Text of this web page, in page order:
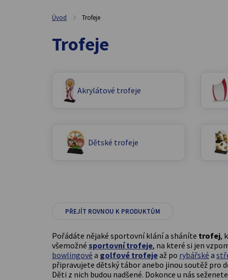
Úvod Trofeje
Trofeje
Akrylátové trofeje
Dětské trofeje
PŘEJÍT ROVNOU K PRODUKTŮM
Pořádáte nějaké sportovní klání a sháníte trofej,
všemožné sportovní trofeje, na které si jen
bowlingové a golfové trofejeaž po rybářské a
připravujete dětský tábor anebo jinou soutěž pro
Děti z nich budou nadšené. Dokonce u nás